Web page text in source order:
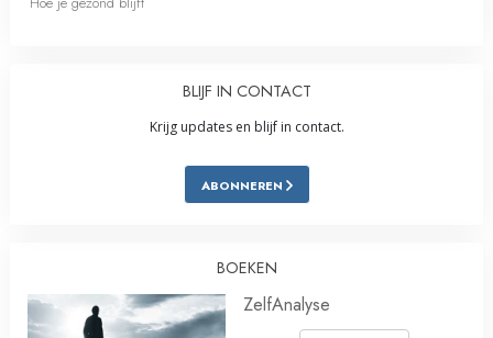
BLIJF IN CONTACT
Krijg updates en blijf in contact.
ABONNEREN
BOEKEN
ZelfAnalyse